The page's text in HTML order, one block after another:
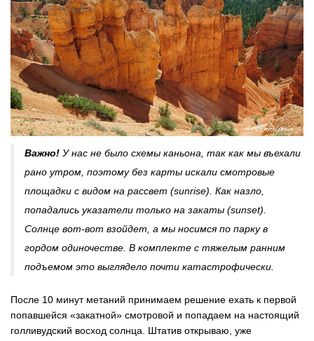
Важно! У нас не было схемы каньона, так как мы въехали
рано утром, поэтому без карты искали смотровые
площадки с видом на рассвет (sunrise). Как назло,
попадались указатели только на закаты (sunset).
Солнце вот-вот взойдет, а мы носимся по парку в
гордом одиночестве. В комплекте с тяжелым ранним
подъемом это выглядело почти катастрофически.
После 10 минут метаний принимаем решение ехать к первой
попавшейся «закатной» смотровой и попадаем на настоящий
голливудский восход солнца. Штатив открываю, уже